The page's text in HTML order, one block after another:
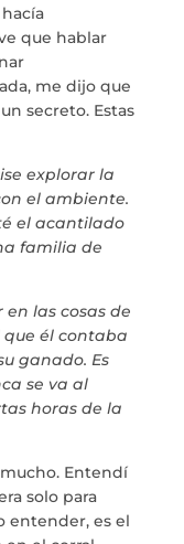
que hablar
me dijo que
secreto. Estas
explorar la
el ambiente.
el acantilado
familia de
en las cosas de
él contaba
ganado. Es
se va al
horas de la
Entendí
solo para
entender, es el